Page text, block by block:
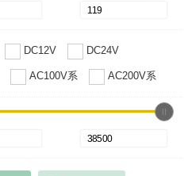
DC12V DC24V
AC100V系 AC200V系